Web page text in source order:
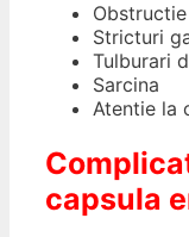
Stricturi
Tulburari
Sarcina
Atentie la
capsula